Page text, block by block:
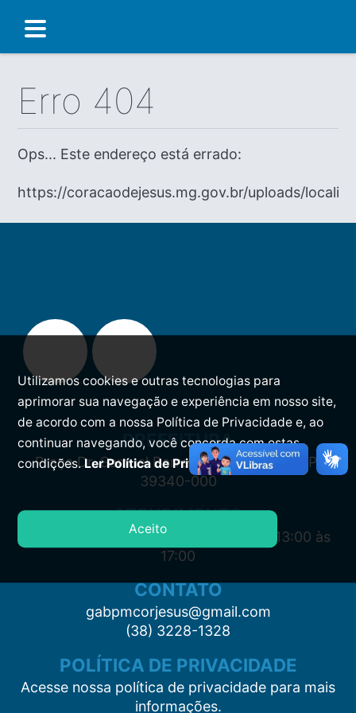
Erro 404
Ops... Este endereço está errado:
https://coracaodejesus.mg.gov.br/uploads/
PREFEITURA
Praça Dr. Samuel Barreto, s/n, Centro CEP:
39340-000
ATENDIMENTO
Segunda à Sexta: 7:00 às 11:00 e das 13:00 às
17:00
CONTATO
gabpmcorjesus@gmail.com
(38) 3228-1328
POLÍTICA DE PRIVACIDADE
Acesse nossa política de privacidade para mais
informações.
Utilizamos cookies e outras tecnologias para
aprimorar sua navegação e experiência em nosso site,
de acordo com a nossa Política de Privacidade e, ao
continuar navegando, você concorda com estas
condições.Ler Política de Privacidade.
Aceito